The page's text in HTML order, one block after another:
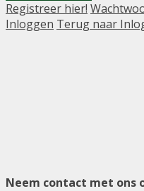
Registreer hier!
Inloggen Terug naar
Neem contact met ons